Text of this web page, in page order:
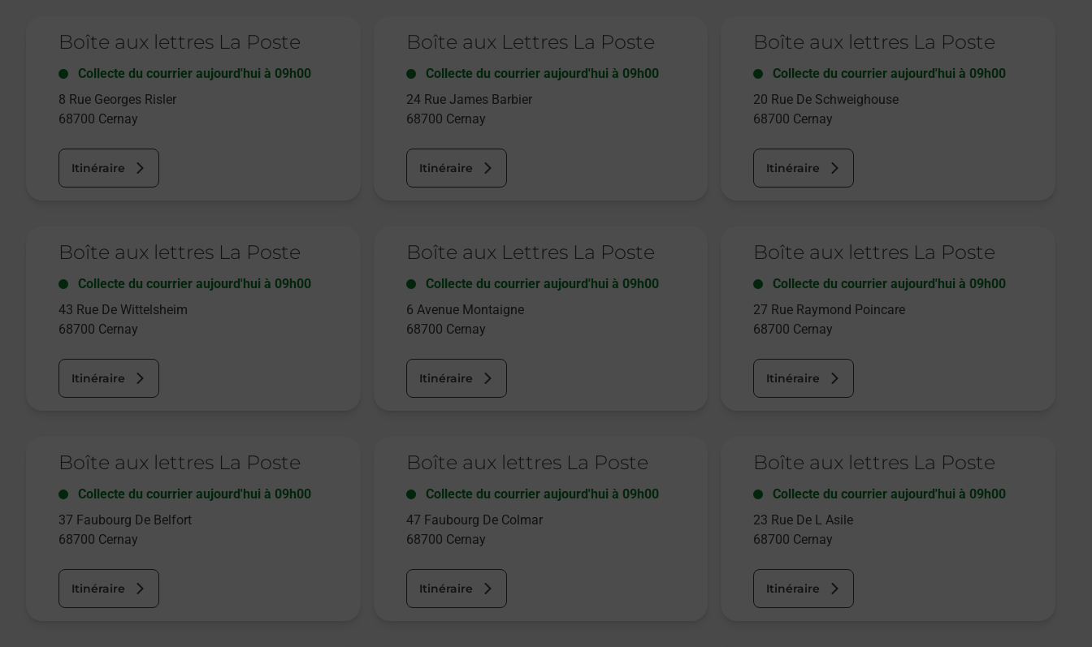
Boîte aux lettres La Poste
Collecte du courrier aujourd'hui à 09h00
8 Rue Georges Risler
68700 Cernay
Itinéraire
Boîte aux Lettres La Poste
Collecte du courrier aujourd'hui à 09h00
24 Rue James Barbier
68700 Cernay
Itinéraire
Boîte aux lettres La Poste
Collecte du courrier aujourd'hui à 09h00
20 Rue De Schweighouse
68700 Cernay
Itinéraire
Boîte aux lettres La Poste
Collecte du courrier aujourd'hui à 09h00
43 Rue De Wittelsheim
68700 Cernay
Itinéraire
Boîte aux Lettres La Poste
Collecte du courrier aujourd'hui à 09h00
6 Avenue Montaigne
68700 Cernay
Itinéraire
Boîte aux lettres La Poste
Collecte du courrier aujourd'hui à 09h00
27 Rue Raymond Poincare
68700 Cernay
Itinéraire
Boîte aux lettres La Poste
Collecte du courrier aujourd'hui à 09h00
37 Faubourg De Belfort
68700 Cernay
Itinéraire
Boîte aux lettres La Poste
Collecte du courrier aujourd'hui à 09h00
47 Faubourg De Colmar
68700 Cernay
Itinéraire
Boîte aux lettres La Poste
Collecte du courrier aujourd'hui à 09h00
23 Rue De L Asile
68700 Cernay
Itinéraire